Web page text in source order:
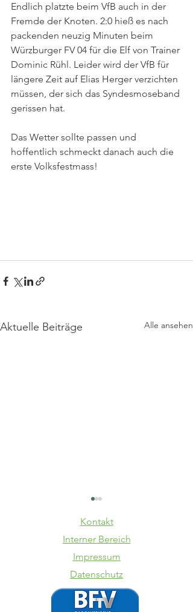
Endlich platzte beim VfB auch in der
Fremde der Knoten. 2:0 hieß es nach
packenden neuzig Minuten beim
Würzburger FV 04 für die Elf von Trainer
Dominic Rühl. Leider wird der VfB für
längere Zeit auf Elias Herger verzichten
müssen, der sich das Syndesmoseband
gerissen hat.
Das Wetter sollte passen und
hoffentlich schmeckt danach auch die
erste Volksfestmass!
Aktuelle Beiträge Alle ansehen
VfB trennt
Kontakt
Interner Bereich
Impressum
Datenschutz